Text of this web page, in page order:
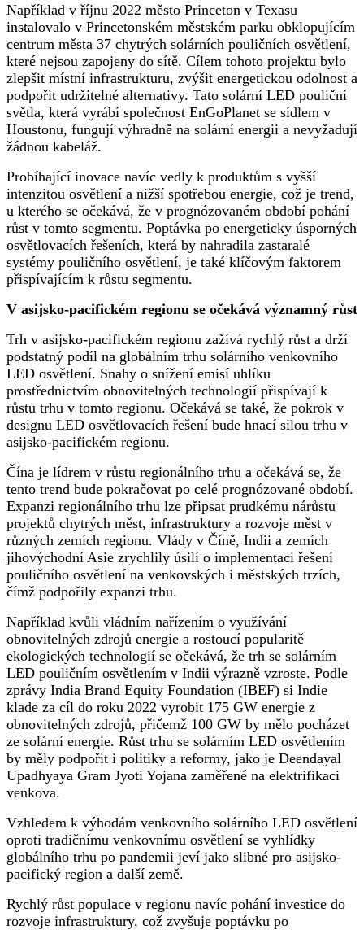
Například v říjnu 2022 město Princeton v Texasu
instalovalo v Princetonském městském parku obklopujícím
centrum města 37 chytrých solárních pouličních osvětlení,
které nejsou zapojeny do sítě. Cílem tohoto projektu bylo
zlepšit místní infrastrukturu, zvýšit energetickou odolnost a
podpořit udržitelné alternativy. Tato solární LED pouliční
světla, která vyrábí společnost EnGoPlanet se sídlem v
Houstonu, fungují výhradně na solární energii a nevyžadují
žádnou kabeláž.
Probíhající inovace navíc vedly k produktům s vyšší
intenzitou osvětlení a nižší spotřebou energie, což je trend,
u kterého se očekává, že v prognózovaném období pohání
růst v tomto segmentu. Poptávka po energeticky úsporných
osvětlovacích řešeních, která by nahradila zastaralé
systémy pouličního osvětlení, je také klíčovým faktorem
přispívajícím k růstu segmentu.
V asijsko-pacifickém regionu se očekává významný růst
Trh v asijsko-pacifickém regionu zažívá rychlý růst a drží
podstatný podíl na globálním trhu solárního venkovního
LED osvětlení. Snahy o snížení emisí uhlíku
prostřednictvím obnovitelných technologií přispívají k
růstu trhu v tomto regionu. Očekává se také, že pokrok v
designu LED osvětlovacích řešení bude hnací silou trhu v
asijsko-pacifickém regionu.
Čína je lídrem v růstu regionálního trhu a očekává se, že
tento trend bude pokračovat po celé prognózované období.
Expanzi regionálního trhu lze připsat prudkému nárůstu
projektů chytrých měst, infrastruktury a rozvoje měst v
různých zemích regionu. Vlády v Číně, Indii a zemích
jihovýchodní Asie zrychlily úsilí o implementaci řešení
pouličního osvětlení na venkovských i městských trzích,
čímž podpořily expanzi trhu.
Například kvůli vládním nařízením o využívání
obnovitelných zdrojů energie a rostoucí popularitě
ekologických technologií se očekává, že trh se solárním
LED pouličním osvětlením v Indii výrazně vzroste. Podle
zprávy India Brand Equity Foundation (IBEF) si Indie
klade za cíl do roku 2022 vyrobit 175 GW energie z
obnovitelných zdrojů, přičemž 100 GW by mělo pocházet
ze solární energie. Růst trhu se solárním LED osvětlením
by měly podpořit i politiky a reformy, jako je Deendayal
Upadhyaya Gram Jyoti Yojana zaměřené na elektrifikaci
venkova.
Vzhledem k výhodám venkovního solárního LED osvětlení
oproti tradičnímu venkovnímu osvětlení se vyhlídky
globálního trhu po pandemii jeví jako slibné pro asijsko-
pacifický region a další země.
Rychlý růst populace v regionu navíc pohání investice do
rozvoje infrastruktury, což zvyšuje poptávku po